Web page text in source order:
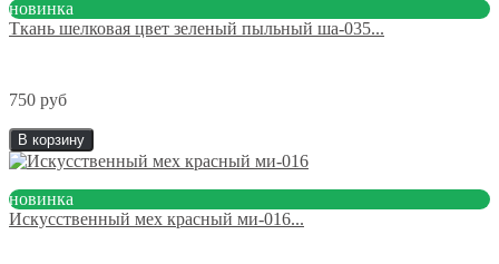
новинка
Ткань шелковая цвет зеленый пыльный ша-035...
750 руб
В корзину
новинка
Искусственный мех красный ми-016...